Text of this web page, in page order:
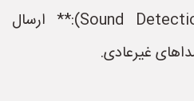
* **تشخیص صدا (Sound Detection):** ارسال
غیرعادی.